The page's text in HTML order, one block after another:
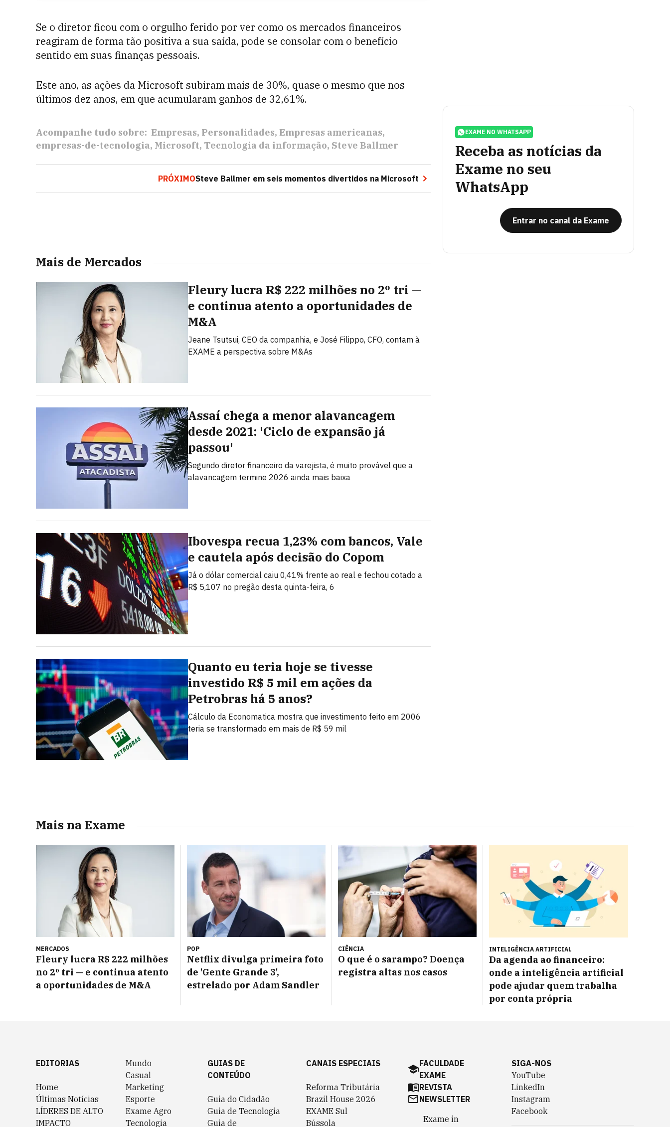
Se o diretor ficou com o orgulho ferido por ver como os mercados financeiros
reagiram de forma tão positiva a sua saída, pode se consolar com o benefício
sentido em suas finanças pessoais.
Este ano, as ações da Microsoft subiram mais de 30%, quase o mesmo que nos
últimos dez anos, em que acumularam ganhos de 32,61%.
Acompanhe tudo sobre: Empresas Personalidades Empresas americanas
empresas-de-tecnologia Microsoft Tecnologia da informação Steve Ballmer
PRÓXIMOSteve Ballmer em seis momentos divertidos na Microsoft
Mais de Mercados
Fleury lucra R$ 222 milhões no 2º tri —
e continua atento a oportunidades de
M&A
Jeane Tsutsui, CEO da companhia, e José Filippo, CFO, contam à
EXAME a perspectiva sobre M&As
Assaí chega a menor alavancagem
desde 2021: 'Ciclo de expansão já
passou'
Segundo diretor financeiro da varejista, é muito provável que a
alavancagem termine 2026 ainda mais baixa
Ibovespa recua 1,23% com bancos, Vale
e cautela após decisão do Copom
Já o dólar comercial caiu 0,41% frente ao real e fechou cotado a
R$ 5,107 no pregão desta quinta-feira, 6
Quanto eu teria hoje se tivesse
investido R$ 5 mil em ações da
Petrobras há 5 anos?
Cálculo da Economatica mostra que investimento feito em 2006
teria se transformado em mais de R$ 59 mil
EXAME NO WHATSAPP
Receba as notícias da
Exame no seu
WhatsApp
Entrar no canal da Exame
Mais na Exame
MERCADOS
Fleury lucra R$ 222 milhões
no 2º tri — e continua atento
a oportunidades de M&A
POP
Netflix divulga primeira foto
de 'Gente Grande 3',
estrelado por Adam Sandler
CIÊNCIA
O que é o sarampo? Doença
registra altas nos casos
INTELIGÊNCIA ARTIFICIAL
Da agenda ao financeiro:
onde a inteligência artificial
pode ajudar quem trabalha
por conta própria
EDITORIAS
Home
Últimas Notícias
LÍDERES DE ALTO
IMPACTO
Mundo
Casual
Marketing
Esporte
Exame Agro
Tecnologia
GUIAS DE
CONTEÚDO
Guia do Cidadão
Guia de Tecnologia
Guia de
CANAIS ESPECIAIS
Reforma Tributária
Brazil House 2026
EXAME Sul
Bússola
FACULDADE
EXAME
REVISTA
NEWSLETTER
Exame in
SIGA-NOS
YouTube
LinkedIn
Instagram
Facebook